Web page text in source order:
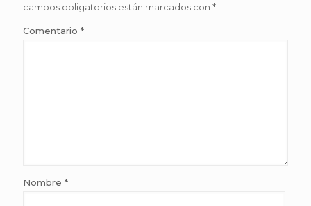
campos obligatorios están marcados con *
Comentario *
Nombre *